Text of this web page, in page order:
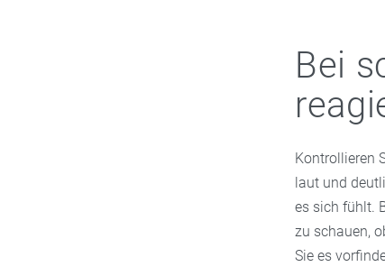
Legen Sie
Leitstellen
Sie unsicher
bringt es ins
Bei
Kontrollieren
laut und
es sich fühlt.
zu schauen,
Sie es